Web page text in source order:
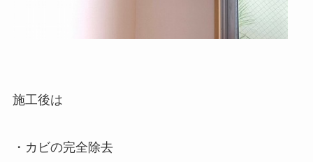
施工後は
・カビの完全除去